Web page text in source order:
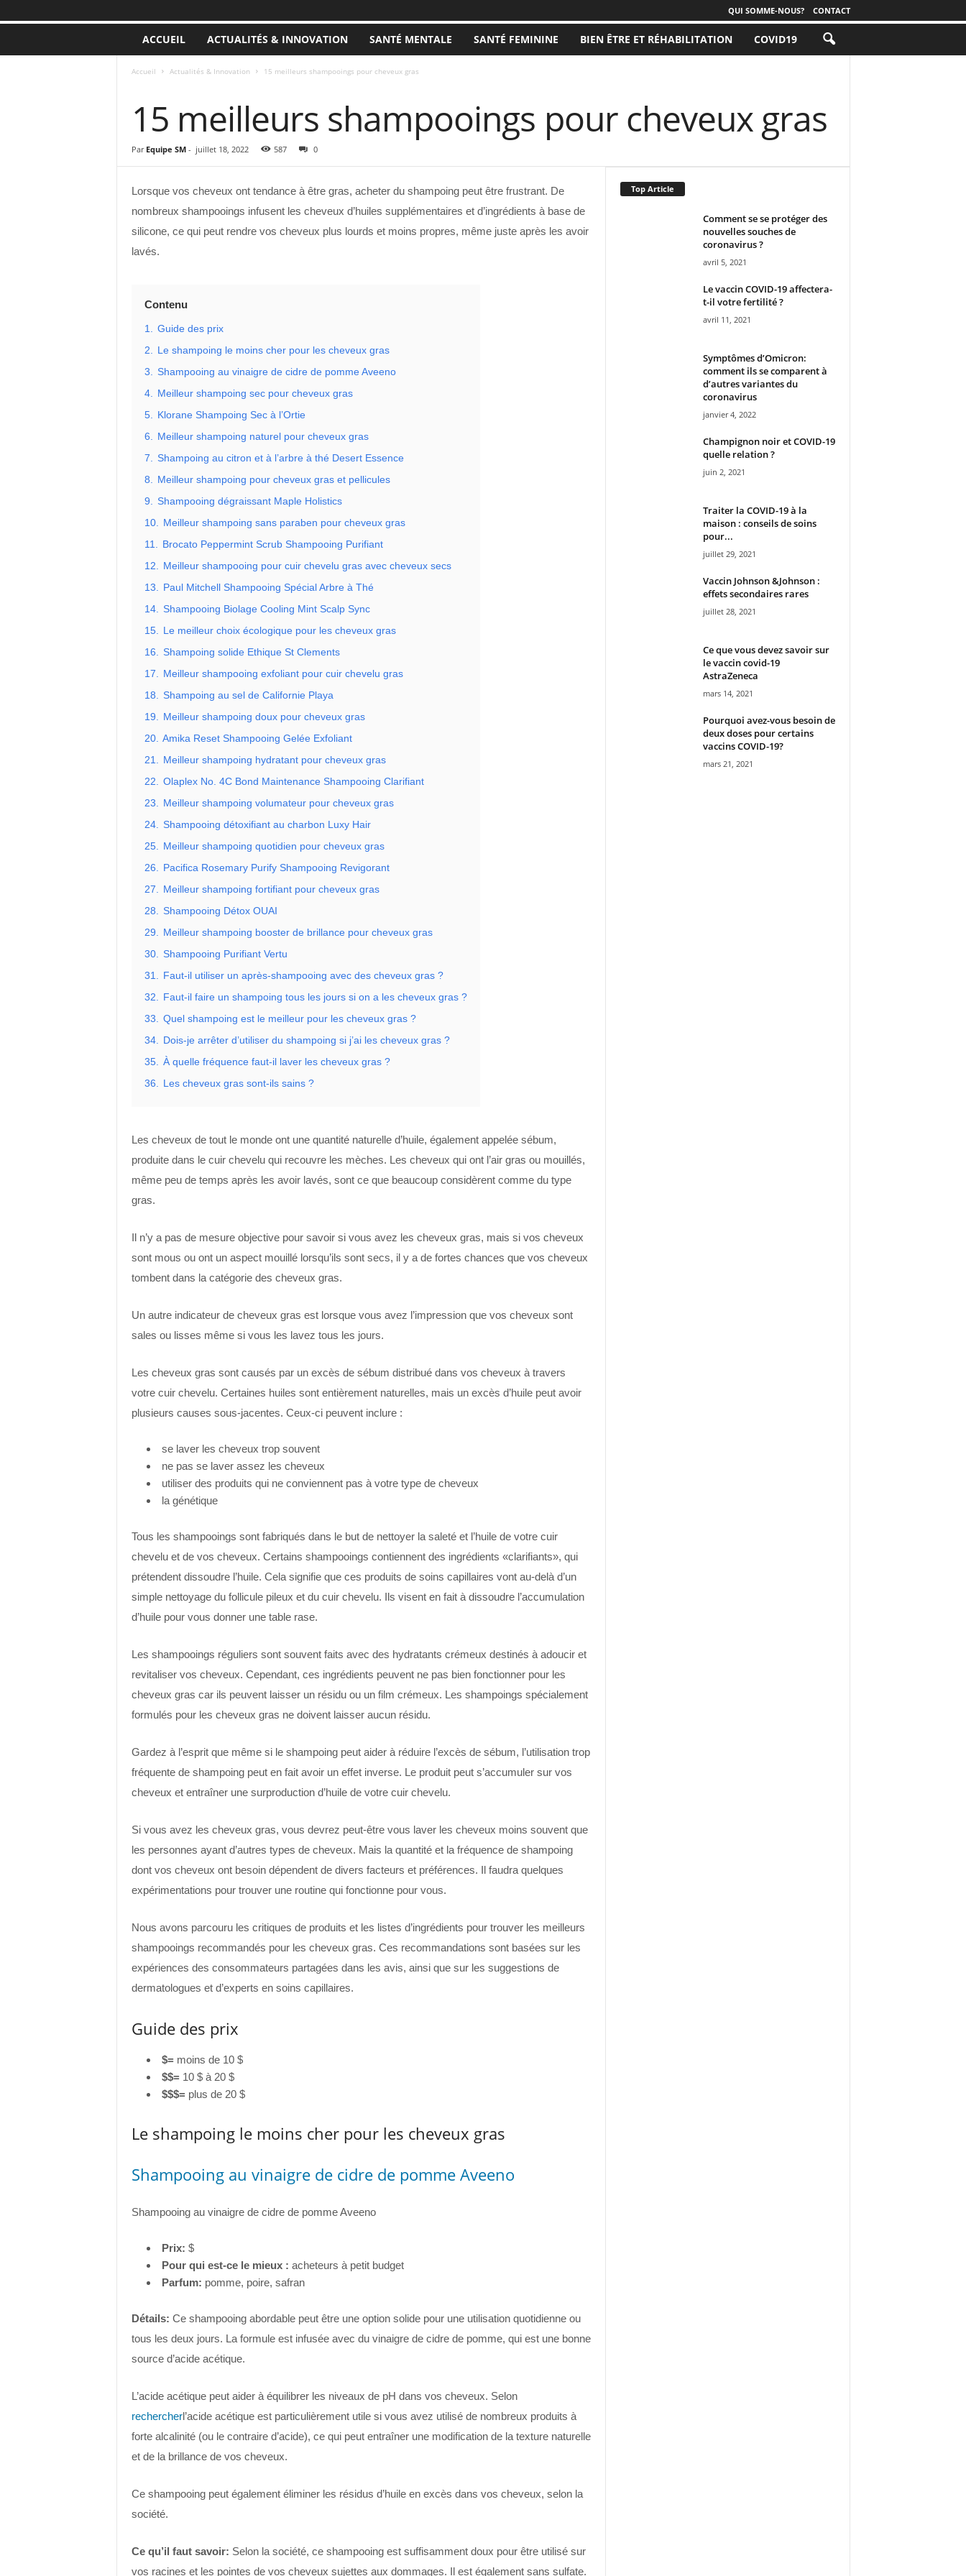
QUI SOMME-NOUS? CONTACT
ACCUEIL ACTUALITÉS & INNOVATION SANTÉ MENTALE SANTÉ FEMININE BIEN ÊTRE ET RÉHABILITATION COVID19
Accueil Actualités & Innovation 15 meilleurs shampooings pour cheveux gras
15 meilleurs shampooings pour cheveux gras
Par Equipe SM- juillet 18, 2022 587 0
Lorsque vos cheveux ont tendance à être gras, acheter du shampoing peut être frustrant. De
nombreux shampooings infusent les cheveux d’huiles supplémentaires et d’ingrédients à base de
silicone, ce qui peut rendre vos cheveux plus lourds et moins propres, même juste après les avoir
lavés.
Contenu
1. Guide des prix
2. Le shampoing le moins cher pour les cheveux gras
3. Shampooing au vinaigre de cidre de pomme Aveeno
4. Meilleur shampoing sec pour cheveux gras
5. Klorane Shampoing Sec à l’Ortie
6. Meilleur shampoing naturel pour cheveux gras
7. Shampoing au citron et à l’arbre à thé Desert Essence
8. Meilleur shampoing pour cheveux gras et pellicules
9. Shampooing dégraissant Maple Holistics
10. Meilleur shampoing sans paraben pour cheveux gras
11. Brocato Peppermint Scrub Shampooing Purifiant
12. Meilleur shampooing pour cuir chevelu gras avec cheveux secs
13. Paul Mitchell Shampooing Spécial Arbre à Thé
14. Shampooing Biolage Cooling Mint Scalp Sync
15. Le meilleur choix écologique pour les cheveux gras
16. Shampoing solide Ethique St Clements
17. Meilleur shampooing exfoliant pour cuir chevelu gras
18. Shampoing au sel de Californie Playa
19. Meilleur shampoing doux pour cheveux gras
20. Amika Reset Shampooing Gelée Exfoliant
21. Meilleur shampoing hydratant pour cheveux gras
22. Olaplex No. 4C Bond Maintenance Shampooing Clarifiant
23. Meilleur shampoing volumateur pour cheveux gras
24. Shampooing détoxifiant au charbon Luxy Hair
25. Meilleur shampoing quotidien pour cheveux gras
26. Pacifica Rosemary Purify Shampooing Revigorant
27. Meilleur shampoing fortifiant pour cheveux gras
28. Shampooing Détox OUAI
29. Meilleur shampoing booster de brillance pour cheveux gras
30. Shampooing Purifiant Vertu
31. Faut-il utiliser un après-shampooing avec des cheveux gras ?
32. Faut-il faire un shampoing tous les jours si on a les cheveux gras ?
33. Quel shampoing est le meilleur pour les cheveux gras ?
34. Dois-je arrêter d’utiliser du shampoing si j’ai les cheveux gras ?
35. À quelle fréquence faut-il laver les cheveux gras ?
36. Les cheveux gras sont-ils sains ?
Les cheveux de tout le monde ont une quantité naturelle d’huile, également appelée sébum,
produite dans le cuir chevelu qui recouvre les mèches. Les cheveux qui ont l’air gras ou mouillés,
même peu de temps après les avoir lavés, sont ce que beaucoup considèrent comme du type
gras.
Il n’y a pas de mesure objective pour savoir si vous avez les cheveux gras, mais si vos cheveux
sont mous ou ont un aspect mouillé lorsqu’ils sont secs, il y a de fortes chances que vos cheveux
tombent dans la catégorie des cheveux gras.
Un autre indicateur de cheveux gras est lorsque vous avez l’impression que vos cheveux sont
sales ou lisses même si vous les lavez tous les jours.
Les cheveux gras sont causés par un excès de sébum distribué dans vos cheveux à travers
votre cuir chevelu. Certaines huiles sont entièrement naturelles, mais un excès d’huile peut avoir
plusieurs causes sous-jacentes. Ceux-ci peuvent inclure :
se laver les cheveux trop souvent
ne pas se laver assez les cheveux
utiliser des produits qui ne conviennent pas à votre type de cheveux
la génétique
Tous les shampooings sont fabriqués dans le but de nettoyer la saleté et l’huile de votre cuir
chevelu et de vos cheveux. Certains shampooings contiennent des ingrédients «clarifiants», qui
prétendent dissoudre l’huile. Cela signifie que ces produits de soins capillaires vont au-delà d’un
simple nettoyage du follicule pileux et du cuir chevelu. Ils visent en fait à dissoudre l’accumulation
d’huile pour vous donner une table rase.
Les shampooings réguliers sont souvent faits avec des hydratants crémeux destinés à adoucir et
revitaliser vos cheveux. Cependant, ces ingrédients peuvent ne pas bien fonctionner pour les
cheveux gras car ils peuvent laisser un résidu ou un film crémeux. Les shampoings spécialement
formulés pour les cheveux gras ne doivent laisser aucun résidu.
Gardez à l’esprit que même si le shampoing peut aider à réduire l’excès de sébum, l’utilisation trop
fréquente de shampoing peut en fait avoir un effet inverse. Le produit peut s’accumuler sur vos
cheveux et entraîner une surproduction d’huile de votre cuir chevelu.
Si vous avez les cheveux gras, vous devrez peut-être vous laver les cheveux moins souvent que
les personnes ayant d’autres types de cheveux. Mais la quantité et la fréquence de shampoing
dont vos cheveux ont besoin dépendent de divers facteurs et préférences. Il faudra quelques
expérimentations pour trouver une routine qui fonctionne pour vous.
Nous avons parcouru les critiques de produits et les listes d’ingrédients pour trouver les meilleurs
shampooings recommandés pour les cheveux gras. Ces recommandations sont basées sur les
expériences des consommateurs partagées dans les avis, ainsi que sur les suggestions de
dermatologues et d’experts en soins capillaires.
Guide des prix
$=moins de 10 $
$$= 10 $ à 20 $
$$$= plus de 20 $
Le shampoing le moins cher pour les cheveux gras
Shampooing au vinaigre de cidre de pomme Aveeno
Shampooing au vinaigre de cidre de pomme Aveeno
Prix: $
Pour qui est-ce le mieux : acheteurs à petit budget
Parfum: pomme, poire, safran
Détails: Ce shampooing abordable peut être une option solide pour une utilisation quotidienne ou
tous les deux jours. La formule est infusée avec du vinaigre de cidre de pomme, qui est une bonne
source d’acide acétique.
L’acide acétique peut aider à équilibrer les niveaux de pH dans vos cheveux. Selon
rechercherl’acide acétique est particulièrement utile si vous avez utilisé de nombreux produits à
forte alcalinité (ou le contraire d’acide), ce qui peut entraîner une modification de la texture naturelle
et de la brillance de vos cheveux.
Ce shampooing peut également éliminer les résidus d’huile en excès dans vos cheveux, selon la
société.
Ce qu’il faut savoir: Selon la société, ce shampooing est suffisamment doux pour être utilisé sur
vos racines et les pointes de vos cheveux sujettes aux dommages. Il est également sans sulfate.
Top Article
Comment se se protéger des
nouvelles souches de
coronavirus ?
avril 5, 2021
Le vaccin COVID-19 affectera-
t-il votre fertilité ?
avril 11, 2021
Symptômes d’Omicron:
comment ils se comparent à
d’autres variantes du
coronavirus
janvier 4, 2022
Champignon noir et COVID-19
quelle relation ?
juin 2, 2021
Traiter la COVID-19 à la
maison : conseils de soins
pour...
juillet 29, 2021
Vaccin Johnson &Johnson :
effets secondaires rares
juillet 28, 2021
Ce que vous devez savoir sur
le vaccin covid-19
AstraZeneca
mars 14, 2021
Pourquoi avez-vous besoin de
deux doses pour certains
vaccins COVID-19?
mars 21, 2021